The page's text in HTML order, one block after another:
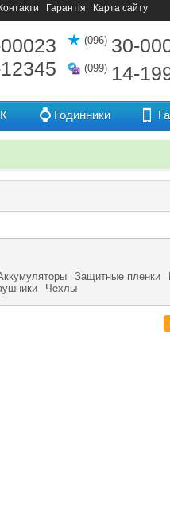
Контакти Гарантія Карта сайту
(096) 30-
(099) 14-
Годинники
Защитные пленки
Чехлы